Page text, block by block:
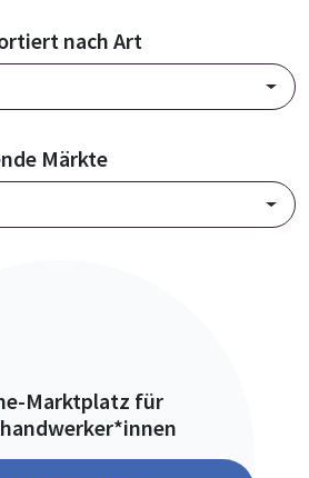
nach Art
Märkte
Marktplatz für